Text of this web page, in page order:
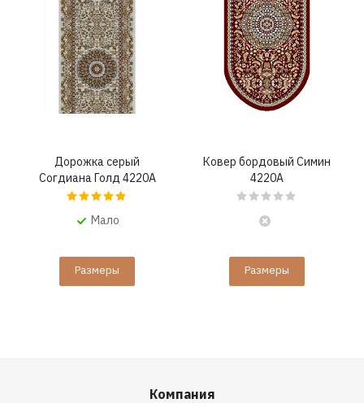
Дорожка серый
Согдиана Голд 4220A
Мало
Размеры
Ковер бордовый Симин
4220A
Размеры
Компания